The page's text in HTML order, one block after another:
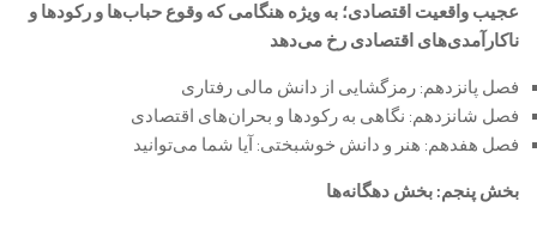
عجیب واقعیت اقتصادی؛ به ویژه هنگامی که وقوع حباب‌ها و رکودها و
ناکارآمدی‌های اقتصادی رخ می‌دهد
فصل پانزدهم: رمزگشایی از دانش مالی رفتاری
فصل شانزدهم: نگاهی به رکودها و بحران‌های اقتصادی
فصل هفدهم: هنر و دانش خوشبختی: آیا شما می‌توانید
بخش پنجم: بخش دهگانه‌ها